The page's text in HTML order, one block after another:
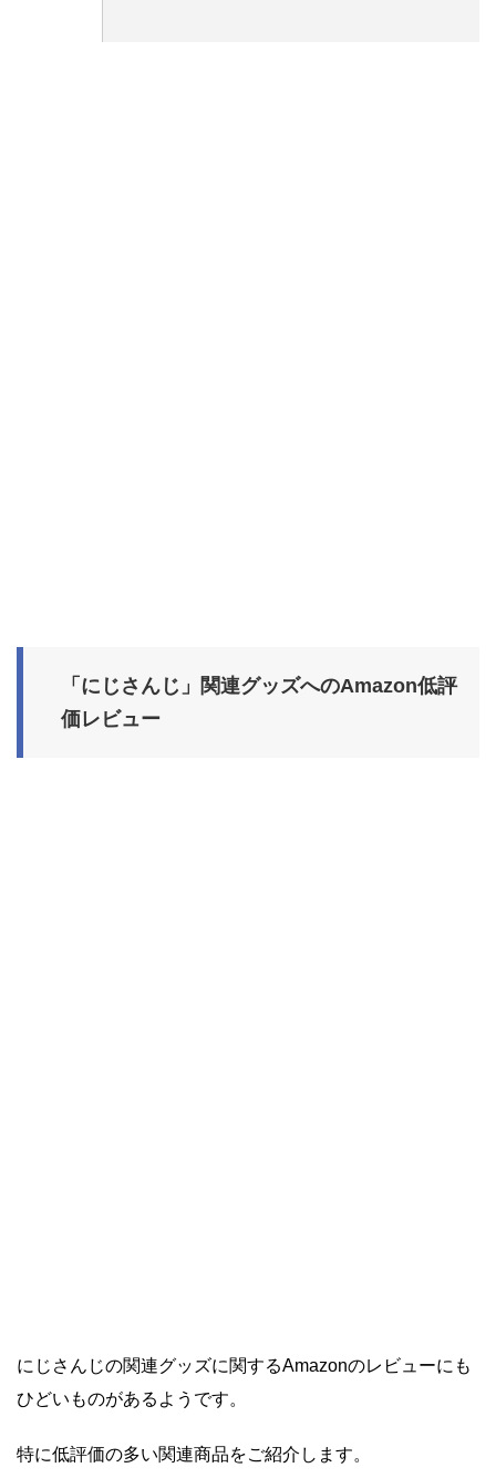
「にじさんじ」関連グッズへのAmazon低評
価レビュー
にじさんじの関連グッズに関するAmazonのレビューにも
ひどいものがあるようです。
特に低評価の多い関連商品をご紹介します。